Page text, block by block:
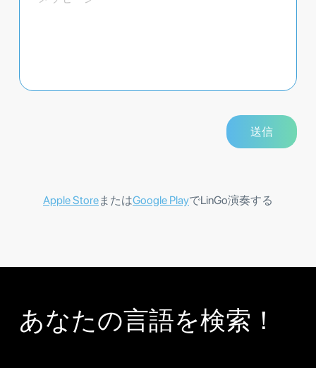
Apple StoreまたはGoogle PlayでLinGo演奏する
あなたの言語を検索！